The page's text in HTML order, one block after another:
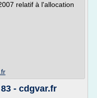
relatif à l'allocation
- cdgvar.fr